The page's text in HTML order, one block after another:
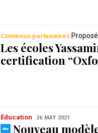
Contenus partenaires
Les écoles
certification
Éducation 26 MAY 2021
Nouveau